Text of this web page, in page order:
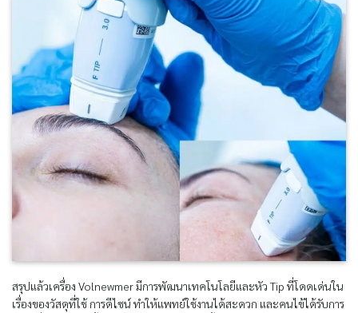
สรุปแล้วเครื่อง Volnewmer มีการพัฒนาเทคโนโลยีและหัว Tip ที่โดดเด่นใน
เรื่องของวัสดุที่ใช้ การดีไซน์ ทำให้แพทย์ใช้งานได้สะดวก และคนไข้ได้รับการ